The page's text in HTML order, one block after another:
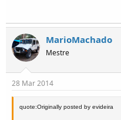
MarioMachado
Mestre
28 Mar 2014
quote:Originally posted by evideira